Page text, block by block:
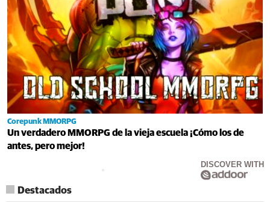
Corepunk MMORPG
Un verdadero MMORPG de la vieja escuela ¡Cómo los de
antes, pero mejor!
DISCOVER WITH
Destacados